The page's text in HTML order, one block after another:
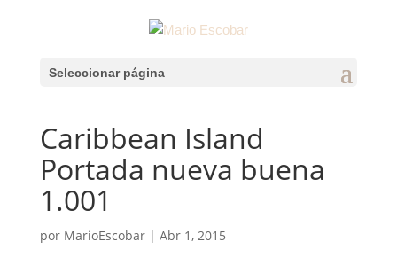
Seleccionar página
Caribbean Island
Portada nueva buena
1.001
por MarioEscobar| Abr 1, 2015